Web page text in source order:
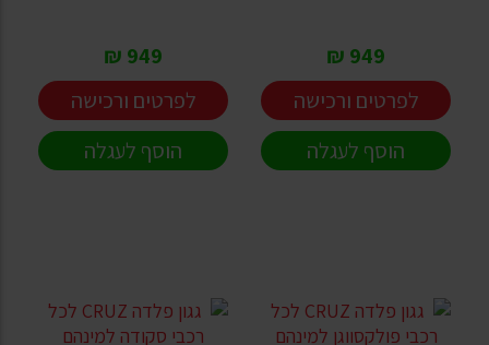
949 ₪
לפרטים ורכישה
הוסף לעגלה
949 ₪
לפרטים ורכישה
הוסף לעגלה